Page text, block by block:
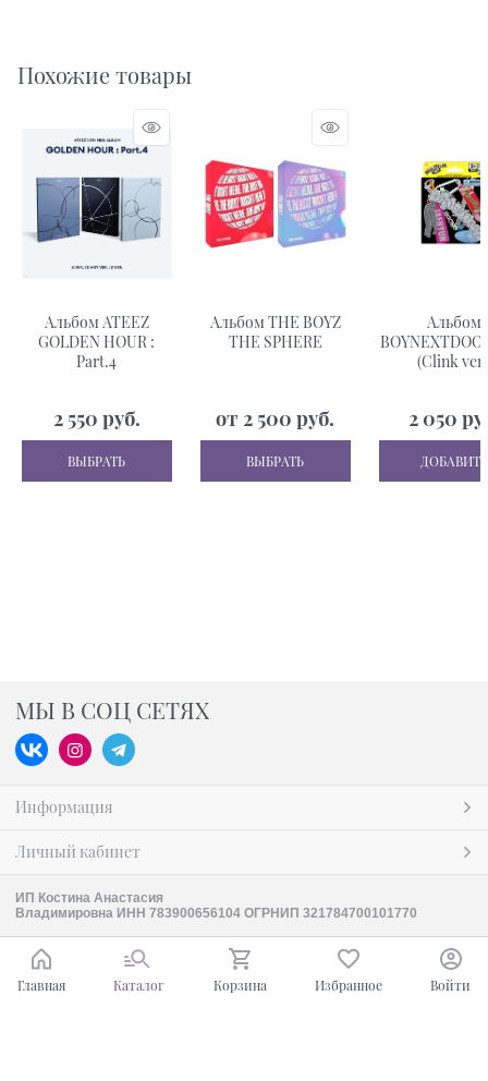
Похожие товары
Альбом ATEEZ
GOLDEN HOUR :
Part.4
2 550 руб.
ВЫБРАТЬ
Альбом THE BOYZ
THE SPHERE
от 2 500 руб.
ВЫБРАТЬ
Альбом
(Clink
2 050
ДОБАВИТЬ
МЫ В СОЦ СЕТЯХ
Информация
Личный кабинет
ИП Костина Анастасия
Владимировна ИНН 783900656104 ОГРНИП 321784700101770
Главная Каталог Корзина Избранное Войти